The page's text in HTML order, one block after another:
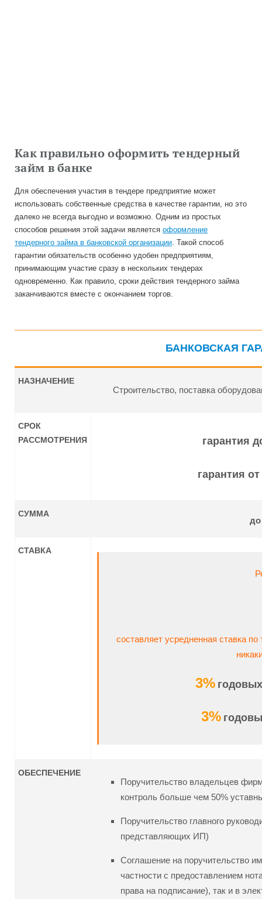
Как правильно оформить тендерный
займ в банке
Для обеспечения участия в тендере предприятие может
использовать собственные средства в качестве гарантии, но это
далеко не всегда выгодно и возможно. Одним из простых
способов решения этой задачи является оформление
тендерного займа в банковской организации . Такой способ
гарантии обязательств особенно удобен предприятиям,
принимающим участие сразу в нескольких тендерах
одновременно. Как правило, сроки действия тендерного займа
заканчиваются вместе с окончанием торгов.
БАНКОВСКАЯ
НАЗНАЧЕНИЕ
Строительство, поставка
СРОК
РАССМОТРЕНИЯ
гарантия
гарантия от
СУММА
СТАВКА
составляет усредненная ставка
3% годовых
3%
ОБЕСПЕЧЕНИЕ
Поручительство владельцев
контроль больше чем 50%
Поручительство главного
представляющих ИП)
Соглашение на поручительство
частности с предоставлением
права на подписание), так и в